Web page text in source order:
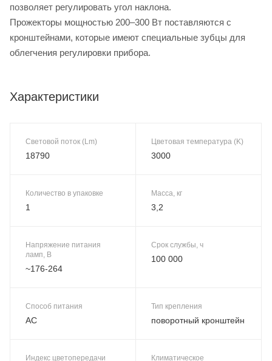
позволяет регулировать угол наклона.
Прожекторы мощностью 200–300 Вт поставляются с
кронштейнами, которые имеют специальные зубцы для
облегчения регулировки прибора.
Характеристики
Световой поток (Lm)
18790
Цветовая температура (K)
3000
Количество в упаковке
1
Масса, кг
3,2
Напряжение питания
ламп, В
~176-264
Срок службы, ч
100 000
Способ питания
AC
Тип крепления
поворотный кронштейн
Индекс цветопередачи
Климатическое